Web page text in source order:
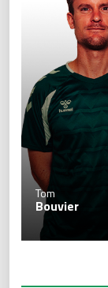
Tom
Bouvier